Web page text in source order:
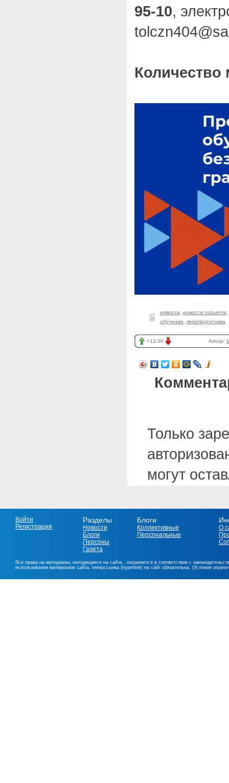
95-10,
Количество
новости новости тольятти
обучение
переподготовка
+12.00 Автор:
Только
могут
Войти
Регистрация
Разделы
Новости
Блоги
Персоны
Газета
Блоги
Коллективные
Персональные
О
Все права на материалы, находящиеся на сайте , охраняются в соответствии с
использовании материалов сайта, гиперссылка (hyperlink) на сайт обязательна. (Условия